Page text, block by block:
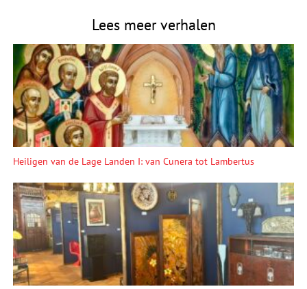
Lees meer verhalen
Heiligen van de Lage Landen I: van Cunera tot Lambertus